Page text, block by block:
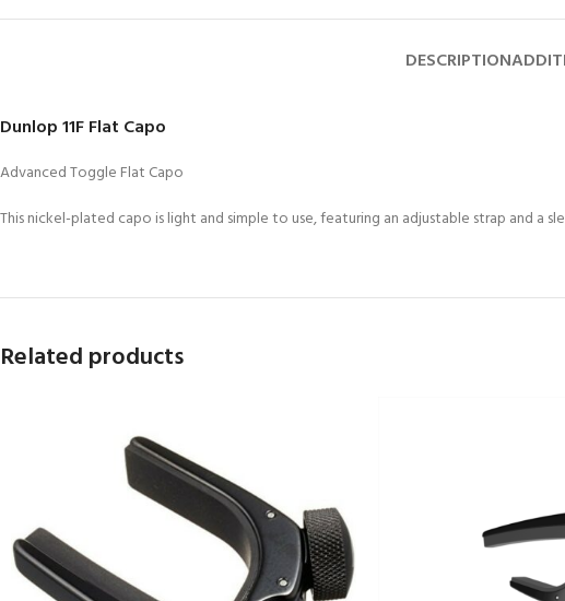
DESCRIPTION
Dunlop 11F Flat Capo
Advanced Toggle Flat Capo
This nickel-plated capo is light and simple to use, featuring an adjustable strap and a
Related products